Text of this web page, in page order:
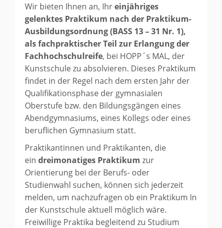
Wir bieten Ihnen an, Ihreinjähriges
gelenktes Praktikum nach der Praktikum-
Ausbildungsordnung (BASS 13 – 31 Nr. 1),
als fachpraktischer Teil zur Erlangung der
Fachhochschulreife, bei HOPP´s MAL, der
Kunstschule zu absolvieren. Dieses Praktikum
findet in der Regel nach dem ersten Jahr der
Qualifikationsphase der gymnasialen
Oberstufe bzw. den Bildungsgängen eines
Abendgymnasiums, eines Kollegs oder eines
beruflichen Gymnasium statt.
Praktikantinnen und Praktikanten, die
ein dreimonatiges Praktikum zur
Orientierung bei der Berufs- oder
Studienwahl suchen, können sich jederzeit
melden, um nachzufragen ob ein Praktikum In
der Kunstschule aktuell möglich wäre.
Freiwillige Praktika begleitend zu Studium